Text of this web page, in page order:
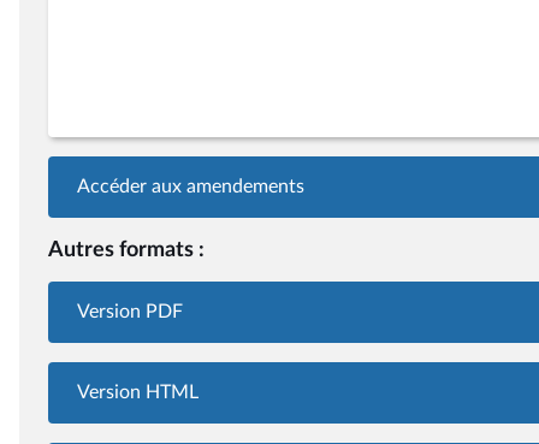
Accéder aux amendements
Autres formats :
Version PDF
Version HTML